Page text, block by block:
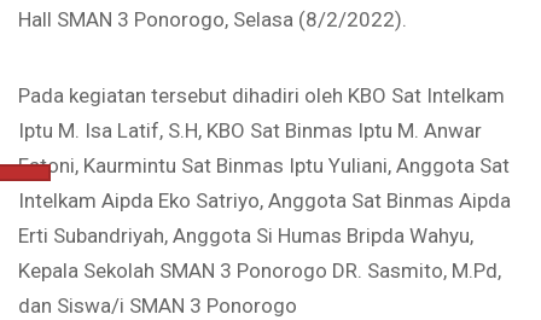
Hall SMAN 3 Ponorogo, Selasa (8/2/2022).
Pada kegiatan tersebut dihadiri oleh KBO Sat Intelkam
Iptu M. Isa Latif, S.H, KBO Sat Binmas Iptu M. Anwar
Fatoni, Kaurmintu Sat Binmas Iptu Yuliani, Anggota Sat
Intelkam Aipda Eko Satriyo, Anggota Sat Binmas Aipda
Erti Subandriyah, Anggota Si Humas Bripda Wahyu,
Kepala Sekolah SMAN 3 Ponorogo DR. Sasmito, M.Pd,
dan Siswa/i SMAN 3 Ponorogo